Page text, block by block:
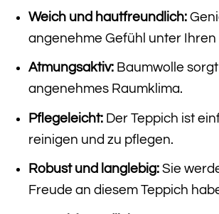
Weich und hautfreundlich:
angenehme Gefühl unter Ihren
Atmungsaktiv:Baumwolle
angenehmes Raumklima.
Pflegeleicht:Der Teppich ist
reinigen und zu pflegen.
Robust und langlebig:Sie
Freude an diesem Teppich